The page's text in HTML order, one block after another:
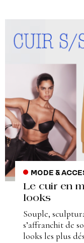
MODE &
Le cuir en
looks
Souple,
s’affranchit de
looks les plus